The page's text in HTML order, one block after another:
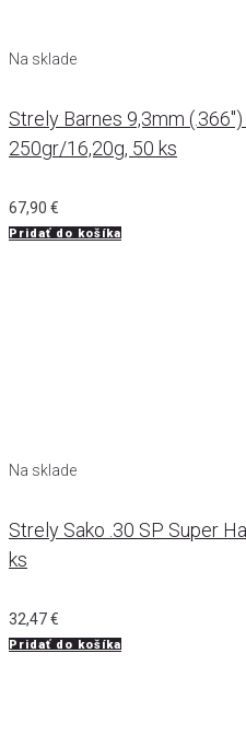
Na sklade
Strely Barnes 9,3mm
250gr/16,20g, 50 ks
67,90 €
Pridať do košíka
Na sklade
Strely Sako .30 SP Super
ks
32,47€
Pridať do košíka